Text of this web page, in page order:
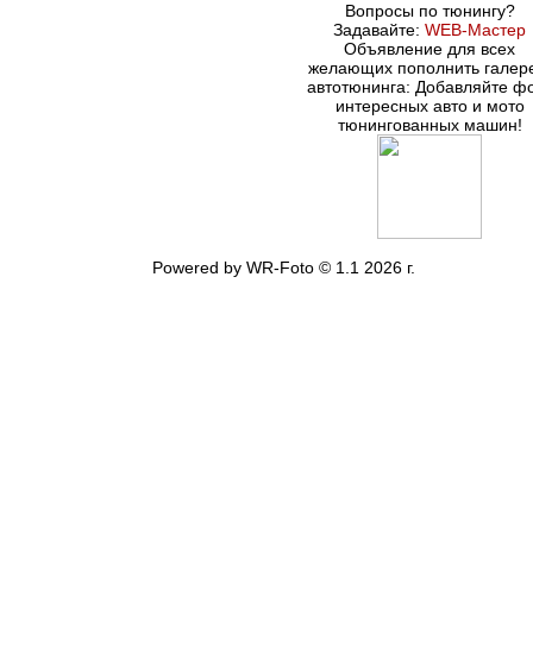
Вопросы по тюнингу?
Задавайте: WEB-Мастер
Объявление для всех
желающих пополнить
автотюнинга: Добавляйте
интересных авто и мото
тюнингованных машин!
Powered by WR-Foto © 1.1 2026 г.